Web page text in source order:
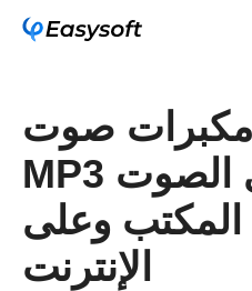
أفضل 5 مكبرات صوت
MP3 لزيادة مستوى الصوت
وعلى
الإنترنت